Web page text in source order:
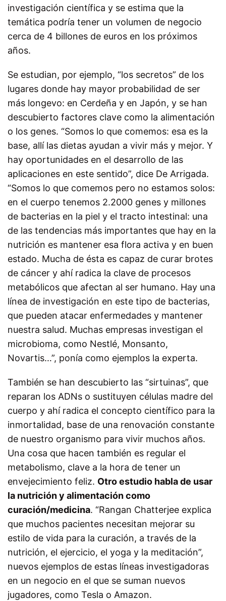
investigación científica y se estima que la
temática podría tener un volumen de negocio
cerca de 4 billones de euros en los próximos
años.
Se estudian, por ejemplo, “los secretos” de los
lugares donde hay mayor probabilidad de ser
más longevo: en Cerdeña y en Japón, y se han
descubierto factores clave como la alimentación
o los genes. “Somos lo que comemos: esa es la
base, allí las dietas ayudan a vivir más y mejor. Y
hay oportunidades en el desarrollo de las
aplicaciones en este sentido”, dice De Arrigada.
“Somos lo que comemos pero no estamos solos:
en el cuerpo tenemos 2.2000 genes y millones
de bacterias en la piel y el tracto intestinal: una
de las tendencias más importantes que hay en la
nutrición es mantener esa flora activa y en buen
estado. Mucha de ésta es capaz de curar brotes
de cáncer y ahí radica la clave de procesos
metabólicos que afectan al ser humano. Hay una
línea de investigación en este tipo de bacterias,
que pueden atacar enfermedades y mantener
nuestra salud. Muchas empresas investigan el
microbioma, como Nestlé, Monsanto,
Novartis…”, ponía como ejemplos la experta.
También se han descubierto las “sirtuinas”, que
reparan los ADNs o sustituyen células madre del
cuerpo y ahí radica el concepto científico para la
inmortalidad, base de una renovación constante
de nuestro organismo para vivir muchos años.
Una cosa que hacen también es regular el
metabolismo, clave a la hora de tener un
envejecimiento feliz. Otro estudio habla de usar
la nutrición y alimentación como
curación/medicina. “Rangan Chatterjee explica
que muchos pacientes necesitan mejorar su
estilo de vida para la curación, a través de la
nutrición, el ejercicio, el yoga y la meditación”,
nuevos ejemplos de estas líneas investigadoras
en un negocio en el que se suman nuevos
jugadores, como Tesla o Amazon.